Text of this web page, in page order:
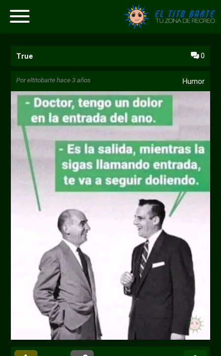
True 0
Poreltitobarte hace 3 años Humor